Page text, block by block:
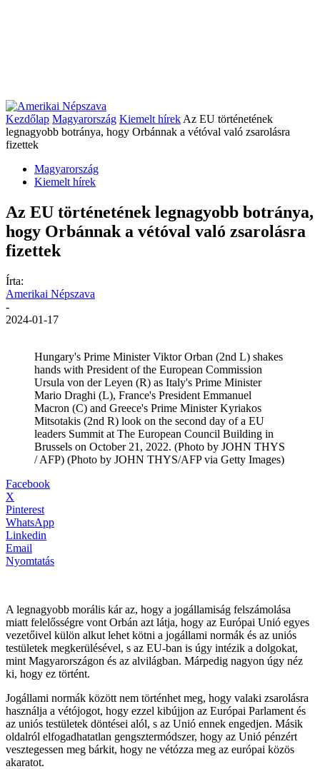
Kezdőlap Magyarország Kiemelt hírek Az EU történetének
legnagyobb botránya, hogy Orbánnak a vétóval való zsarolásra
fizettek
Magyarország
Kiemelt hírek
Az EU történetének legnagyobb botránya,
hogy Orbánnak a vétóval való zsarolásra
fizettek
Írta:
Amerikai Népszava
-
2024-01-17
Hungary's Prime Minister Viktor Orban (2nd L) shakes
hands with President of the European Commission
Ursula von der Leyen (R) as Italy's Prime Minister
Mario Draghi (L), France's President Emmanuel
Macron (C) and Greece's Prime Minister Kyriakos
Mitsotakis (2nd R) look on the second day of a EU
leaders Summit at The European Council Building in
Brussels on October 21, 2022. (Photo by JOHN THYS
/ AFP) (Photo by JOHN THYS/AFP via Getty Images)
Facebook
X
Pinterest
WhatsApp
Linkedin
Email
Nyomtatás
A legnagyobb morális kár az, hogy a jogállamiság felszámolása
miatt felelősségre vont Orbán azt látja, hogy az Európai Unió egyes
vezetőivel külön alkut lehet kötni a jogállami normák és az uniós
testületek megkerülésével, s az EU-ban is úgy intézik a dolgokat,
mint Magyarországon és az alvilágban. Márpedig nagyon úgy néz
ki, hogy ez történt.
Jogállami normák között nem történhet meg, hogy valaki zsarolásra
használja a vétójogot, hogy ezzel kibújjon az Európai Parlament és
az uniós testületek döntései alól, s az Unió ennek engedjen. Másik
oldalról elfogadhatatlan gengsztermódszer, hogy az Unió pénzért
vesztegessen meg bárkit, hogy ne vétózza meg az európai közös
akaratot.